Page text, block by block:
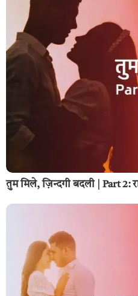
तुम मिले, ज़िन्दगी बदली | Part 2: